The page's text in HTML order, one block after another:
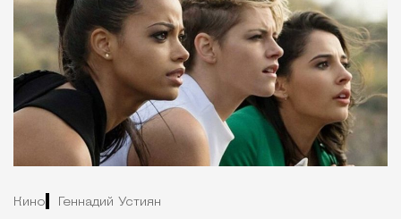
Кино Геннадий Устиян